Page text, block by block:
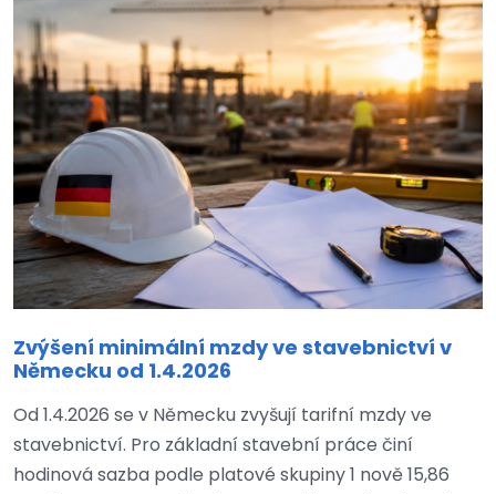
Zvýšení minimální mzdy ve stavebnictví v
Německu od 1.4.2026
Od 1.4.2026 se v Německu zvyšují tarifní mzdy ve
stavebnictví. Pro základní stavební práce činí
hodinová sazba podle platové skupiny 1 nově 15,86